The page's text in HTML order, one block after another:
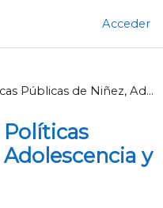
Acceder
Especialización en Políticas Públicas de Niñez, Adolescencia y Familia
Políticas
y